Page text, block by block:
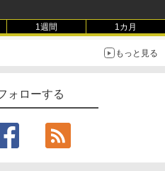
1週間 1カ月
もっと見る
ォローする